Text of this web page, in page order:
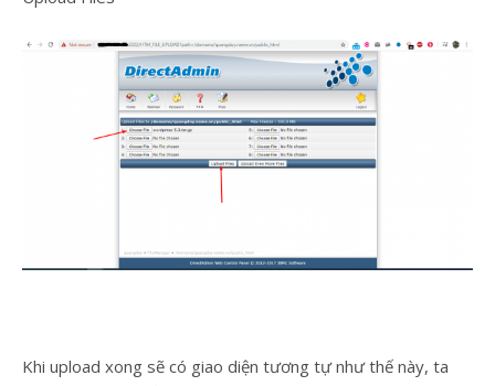
Khi upload xong sẽ có giao diện tương tự như thế này, ta